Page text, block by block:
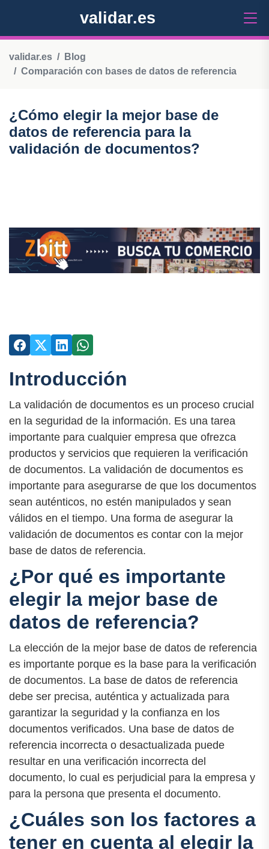
validar.es
validar.es
Blog
Comparación con bases de datos de referencia
¿Cómo elegir la mejor base de
datos de referencia para la
validación de documentos?
Introducción
La validación de documentos es un proceso crucial
en la seguridad de la información. Es una tarea
importante para cualquier empresa que ofrezca
productos y servicios que requieren la verificación
de documentos. La validación de documentos es
importante para asegurarse de que los documentos
sean auténticos, no estén manipulados y sean
válidos en el tiempo. Una forma de asegurar la
validación de documentos es contar con la mejor
base de datos de referencia.
¿Por qué es importante
elegir la mejor base de
datos de referencia?
La elección de la mejor base de datos de referencia
es importante porque es la base para la verificación
de documentos. La base de datos de referencia
debe ser precisa, auténtica y actualizada para
garantizar la seguridad y la confianza en los
documentos verificados. Una base de datos de
referencia incorrecta o desactualizada puede
resultar en una verificación incorrecta del
documento, lo cual es perjudicial para la empresa y
para la persona que presenta el documento.
¿Cuáles son los factores a
tener en cuenta al elegir la